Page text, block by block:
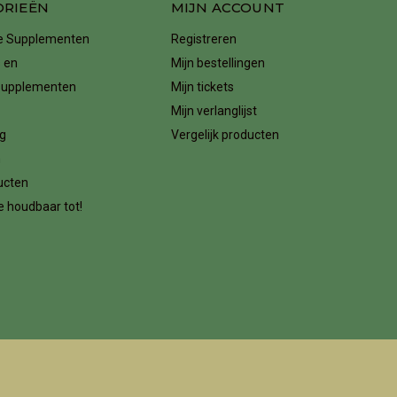
Supplementen
en
houdbaar tot!
MIJN ACCOUNT
Registreren
Mijn bestellingen
Mijn tickets
Mijn verlanglijst
Vergelijk producten